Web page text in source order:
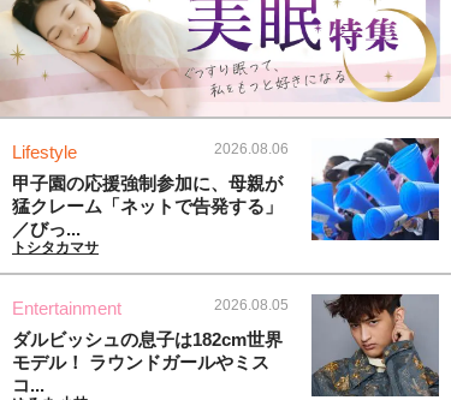
Lifestyle 2026.08.06
甲子園の応援強制参加に、母親が
猛クレーム「ネットで告発する」
／びっ...
トシタカマサ
Entertainment 2026.08.05
ダルビッシュの息子は182cm世界
モデル！ ラウンドガールやミス
コ...